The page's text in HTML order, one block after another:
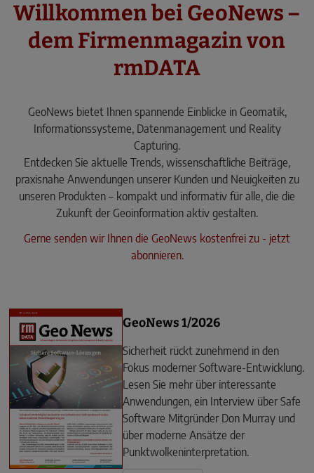
Willkommen bei GeoNews –
dem Firmenmagazin von
rmDATA
GeoNews bietet Ihnen spannende Einblicke in Geomatik,
Informationssysteme, Datenmanagement und Reality
Capturing.
Entdecken Sie aktuelle Trends, wissenschaftliche Beiträge,
praxisnahe Anwendungen unserer Kunden und Neuigkeiten zu
unseren Produkten – kompakt und informativ für alle, die die
Zukunft der Geoinformation aktiv gestalten.
Gerne senden wir Ihnen die GeoNews kostenfrei zu - jetzt
abonnieren.
GeoNews 1/2026
Sicherheit rückt zunehmend in den
Fokus moderner Software-Entwicklung.
Lesen Sie mehr über interessante
Anwendungen, ein Interview über Safe
Software Mitgründer Don Murray und
über moderne Ansätze der
Punktwolkeninterpretation.